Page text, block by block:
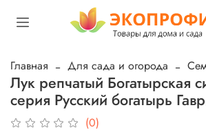
Главная Для сада и огорода
Лук репчатый Богатырская
серия Русский богатырь
(0)